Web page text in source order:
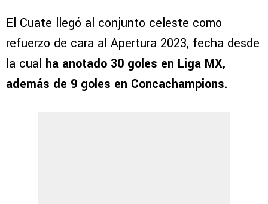
El Cuate llegó al conjunto celeste como
refuerzo de cara al Apertura 2023, fecha desde
la cual ha anotado 30 goles en Liga MX,
además de 9 goles en Concachampions.